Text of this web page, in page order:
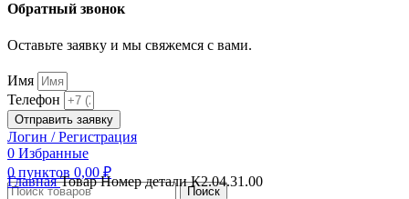
Обратный звонок
Оставьте заявку и мы свяжемся с вами.
Имя
Телефон
Отправить заявку
Логин / Регистрация
0 Избранные
0 пунктов 0,00 ₽
Поиск
ГлавнаяТовар Номер деталиК2.04.31.00